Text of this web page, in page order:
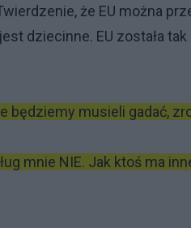
że EU można
dziecinne. EU została
będziemy musieli gadać,
mnie NIE. Jak ktoś ma